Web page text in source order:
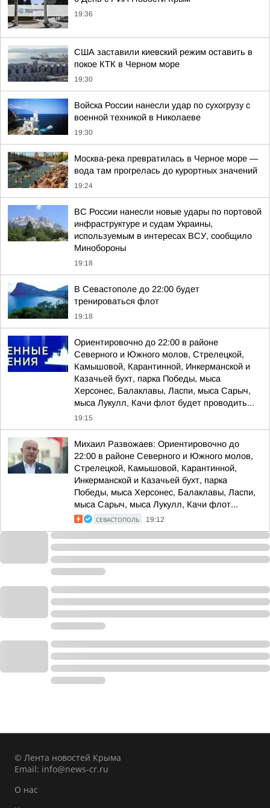
19:36
США заставили киевский режим оставить в
покое КТК в Черном море
19:30
Войска России нанесли удар по сухогрузу с
военной техникой в Николаеве
19:30
Москва-река превратилась в Черное море —
вода там прогрелась до курортных значений
19:24
ВС России нанесли новые удары по портовой
инфраструктуре и судам Украины,
используемым в интересах ВСУ, сообщило
Минобороны
19:18
В Севастополе до 22:00 будет
тренироваться флот
19:18
Ориентировочно до 22:00 в районе
Северного и Южного молов, Стрелецкой,
Камышовой, Карантинной, Инкерманской и
Казачьей бухт, парка Победы, мыса
Херсонес, Балаклавы, Ласпи, мыса Сарыч,
мыса Лукулл, Качи флот будет проводить...
19:15
Михаил Развожаев: Ориентировочно до
22:00 в районе Северного и Южного молов,
Стрелецкой, Камышовой, Карантинной,
Инкерманской и Казачьей бухт, парка
Победы, мыса Херсонес, Балаклавы, Ласпи,
мыса Сарыч, мыса Лукулл, Качи флот...
СЕВАСТОПОЛЬ 19:12
© Лента новостей Крыма
Email: info@news-cr.ru
О нас